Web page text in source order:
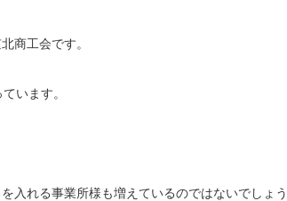
商工会です。
います。
入れる事業所様も増えているのではないでしょう